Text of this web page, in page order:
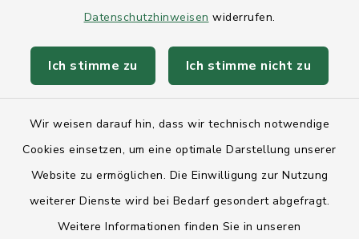
Datenschutzhinweisen widerrufen.
Ich stimme zu Ich stimme nicht zu
Wir weisen darauf hin, dass wir technisch notwendige
Cookies einsetzen, um eine optimale Darstellung unserer
Website zu ermöglichen. Die Einwilligung zur Nutzung
weiterer Dienste wird bei Bedarf gesondert abgefragt.
Weitere Informationen finden Sie in unseren
Anfahrt
Datenschutz